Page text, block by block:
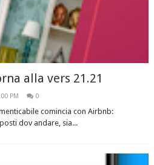
alla vers 21.21
PM 0
comincia con Airbnb:
dov andare, sia...